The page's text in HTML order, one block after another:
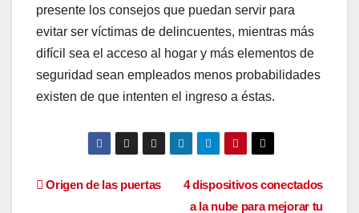
presente los consejos que puedan servir para
evitar ser víctimas de delincuentes, mientras más
difícil sea el acceso al hogar y más elementos de
seguridad sean empleados menos probabilidades
existen de que intenten el ingreso a éstas.
Navegación
4 dispositivos conectados
a la nube para mejorar tu
Origen de las puertas